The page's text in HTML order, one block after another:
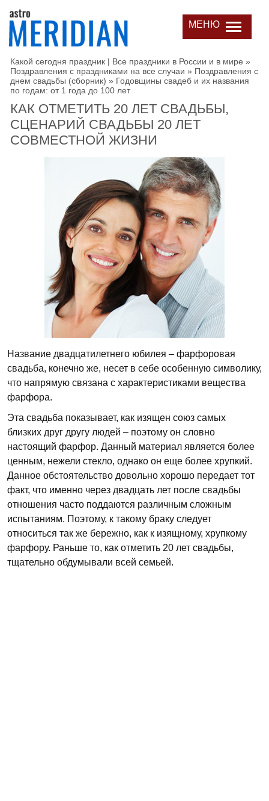
МЕНЮ
Какой сегодня праздник | Все праздники в России и в мире »
Поздравления с праздниками на все случаи » Поздравления с
днем свадьбы (сборник) » Годовщины свадеб и их названия
по годам: от 1 года до 100 лет
КАК ОТМЕТИТЬ 20 ЛЕТ СВАДЬБЫ,
СЦЕНАРИЙ СВАДЬБЫ 20 ЛЕТ
СОВМЕСТНОЙ ЖИЗНИ
Название двадцатилетнего юбилея – фарфоровая
свадьба, конечно же, несет в себе особенную символику,
что напрямую связана с характеристиками вещества
фарфора.
Эта свадьба показывает, как изящен союз самых
близких друг другу людей – поэтому он словно
настоящий фарфор. Данный материал является более
ценным, нежели стекло, однако он еще более хрупкий.
Данное обстоятельство довольно хорошо передает тот
факт, что именно через двадцать лет после свадьбы
отношения часто поддаются различным сложным
испытаниям. Поэтому, к такому браку следует
относиться так же бережно, как к изящному, хрупкому
фарфору. Раньше то, как отметить 20 лет свадьбы,
тщательно обдумывали всей семьей.